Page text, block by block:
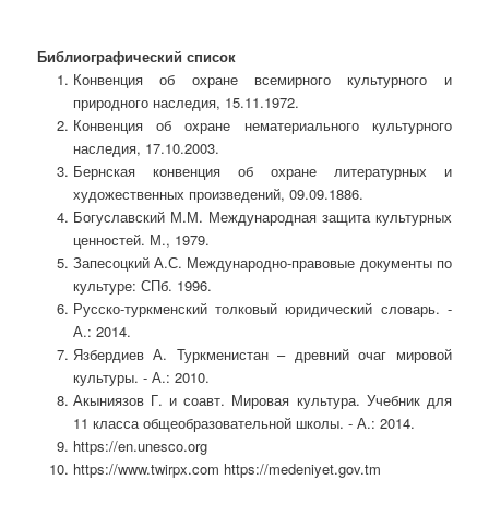
Библиографический список
Конвенция об охране всемирного культурного и
природного наследия, 15.11.1972.
Конвенция об охране нематериального культурного
наследия, 17.10.2003.
Бернская конвенция об охране литературных и
художественных произведений, 09.09.1886.
Богуславский М.М. Международная защита культурных
ценностей. М., 1979.
Запесоцкий А.С. Международно-правовые документы по
культуре: СПб. 1996.
Русско-туркменский толковый юридический словарь. -
А.: 2014.
Язбердиев А. Туркменистан – древний очаг мировой
культуры. - А.: 2010.
Акыниязов Г. и соавт. Мировая культура. Учебник для
11 класса общеобразовательной школы. - А.: 2014.
https://en.unesco.org
https://www.twirpx.com https://medeniyet.gov.tm